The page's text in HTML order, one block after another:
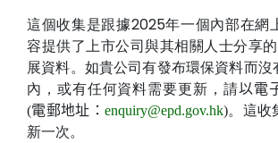
這個收集是跟據2025年一個內部在網
容提供了上市公司與其相關人士分享
展資料。如貴公司有發布環保資料而
內，或有任何資料需要更新，請以電
(電郵地址： enquiry@epd.gov.hk)。這收
新一次。